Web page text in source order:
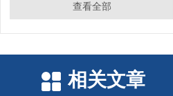
查看全部
相关文章